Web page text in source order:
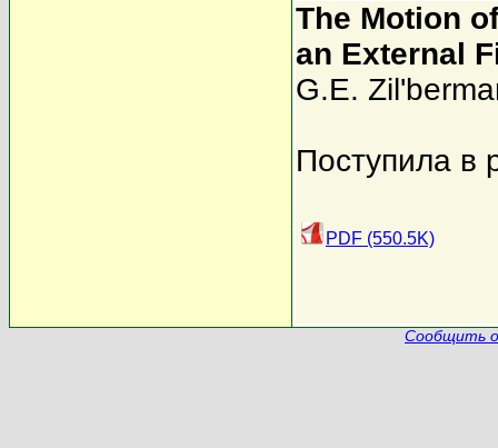
The Motion
an External
G.E.
Поступила в
PDF (550.5K)
Сообщить о